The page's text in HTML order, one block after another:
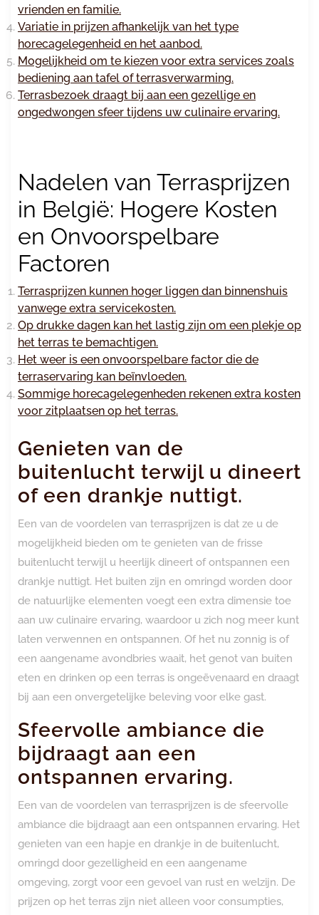
vrienden en familie.
Variatie in prijzen afhankelijk van het type
horecagelegenheid en het aanbod.
Mogelijkheid om te kiezen voor extra services zoals
bediening aan tafel of terrasverwarming.
Terrasbezoek draagt bij aan een gezellige en
ongedwongen sfeer tijdens uw culinaire ervaring.
Nadelen van Terrasprijzen
in België: Hogere Kosten
en Onvoorspelbare
Factoren
Terrasprijzen kunnen hoger liggen dan binnenshuis
vanwege extra servicekosten.
Op drukke dagen kan het lastig zijn om een plekje op
het terras te bemachtigen.
Het weer is een onvoorspelbare factor die de
terraservaring kan beïnvloeden.
Sommige horecagelegenheden rekenen extra kosten
voor zitplaatsen op het terras.
Genieten van de
buitenlucht terwijl u dineert
of een drankje nuttigt.
Een van de voordelen van terrasprijzen is dat ze u de
mogelijkheid bieden om te genieten van de frisse
buitenlucht terwijl u heerlijk dineert of ontspannen een
drankje nuttigt. Het buiten zijn en omringd worden door
de natuurlijke elementen voegt een extra dimensie toe
aan uw culinaire ervaring, waardoor u zich nog meer kunt
laten verwennen en ontspannen. Of het nu zonnig is of
een aangename avondbries waait, het genot van buiten
eten en drinken op een terras is ongeëvenaard en draagt
bij aan een onvergetelijke beleving voor elke gast.
Sfeervolle ambiance die
bijdraagt aan een
ontspannen ervaring.
Een van de voordelen van terrasprijzen is de sfeervolle
ambiance die bijdraagt aan een ontspannen ervaring. Het
genieten van een hapje en drankje in de buitenlucht,
omringd door gezelligheid en een aangename
omgeving, zorgt voor een gevoel van rust en welzijn. De
prijzen op het terras zijn niet alleen voor consumpties,